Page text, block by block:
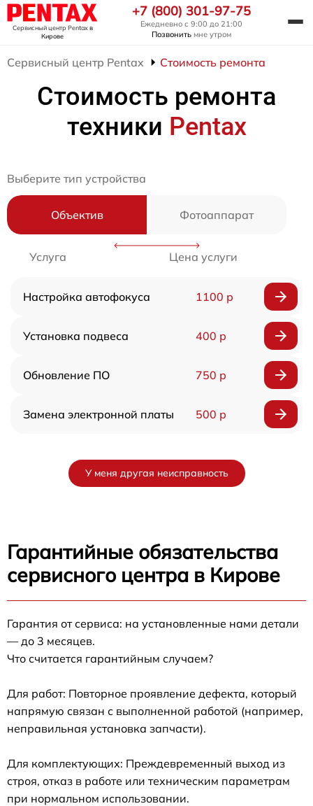
Сервисный центр Pentaxв
Кирове
+7 (800) 301-97-75
Ежедневно с 9:00 до 21:00
Позвонить мне утром
Сервисный центр Pentax Стоимость ремонта
Стоимость ремонта
техники Pentax
Выберите тип устройства
Объектив Фотоаппарат
Услуга Цена услуги
Настройка автофокуса 1100 р
Установка подвеса 400 р
Обновление ПО 750 р
Замена электронной платы 500 р
У меня другая неисправность
Гарантийные обязательства
сервисного центра в Кирове
Гарантия от сервиса: на установленные нами детали
— до 3 месяцев.
Что считается гарантийным случаем?
Для работ: Повторное проявление дефекта, который
напрямую связан с выполненной работой (например,
неправильная установка запчасти).
Для комплектующих: Преждевременный выход из
строя, отказ в работе или техническим параметрам
при нормальном использовании.